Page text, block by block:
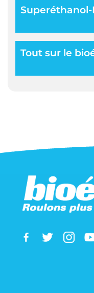
Superéthanol-
Tout sur le